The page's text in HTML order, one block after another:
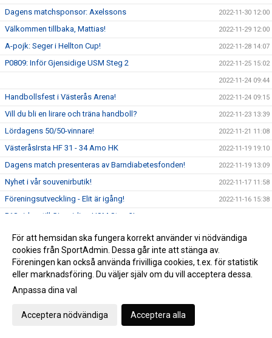
Dagens matchsponsor: Axelssons 2022-11-30 12:00
Välkommen tillbaka, Mattias! 2022-11-29 12:00
A-pojk: Seger i Hellton Cup! 2022-11-28 14:07
P0809: Inför Gjensidige USM Steg 2 2022-11-25 15:02
2022-11-24 09:44
Handbollsfest i Västerås Arena! 2022-11-24 09:15
Vill du bli en lirare och träna handboll? 2022-11-23 13:39
Lördagens 50/50-vinnare! 2022-11-21 11:08
VästeråsIrsta HF 31 - 34 Amo HK 2022-11-19 19:10
Dagens match presenteras av Barndiabetesfonden! 2022-11-19 13:09
Nyhet i vår souvenirbutik! 2022-11-17 11:58
Föreningsutveckling - Elit är igång! 2022-11-16 15:38
P18 vidare till Gjensidige USM Steg 3!
Världsdiabetesdagen 2022 2022-11-14 10:41
P19: Gjensidige USM Steg 2
VästeråsIrsta HF växer! 2022-11-10 09:56
A-pojk: Gjensidige USM Steg 1
För att hemsidan ska fungera korrekt använder vi nödvändiga
cookies från SportAdmin. Dessa går inte att stänga av.
Föreningen kan också använda frivilliga cookies, t.ex. för statistik
eller marknadsföring. Du väljer själv om du vill acceptera dessa.
Anpassa dina val
Acceptera nödvändiga Acceptera alla